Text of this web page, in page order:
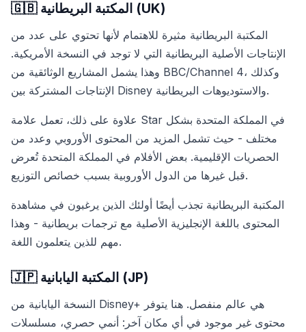
🇬🇧 المكتبة البريطانية (UK)
المكتبة البريطانية مثيرة للاهتمام لأنها تحتوي على عدد من
الإنتاجات الأصلية البريطانية التي لا توجد في النسخة الأمريكية.
وهذا يشمل المشاريع الوثائقية من BBC/Channel 4، وكذلك
الإنتاجات المشتركة بين Disney والاستوديوهات البريطانية.
علاوة على ذلك، تعمل علامة Star في المملكة المتحدة بشكل
مختلف - حيث تشمل المزيد من المحتوى الأوروبي وعدد من
الحصريات الإقليمية. بعض الأفلام في المملكة المتحدة تُعرض
قبل غيرها من الدول الأوروبية بسبب خصائص التوزيع.
المكتبة البريطانية تجذب أيضًا أولئك الذين يرغبون في مشاهدة
المحتوى باللغة الإنجليزية الأصلية مع ترجمات بريطانية - وهذا
مهم للذين يتعلمون اللغة.
🇯🇵 المكتبة اليابانية (JP)
النسخة اليابانية من Disney+ هي عالم منفصل. هنا يتوفر
محتوى غير موجود في أي مكان آخر: أنمي حصري، مسلسلات